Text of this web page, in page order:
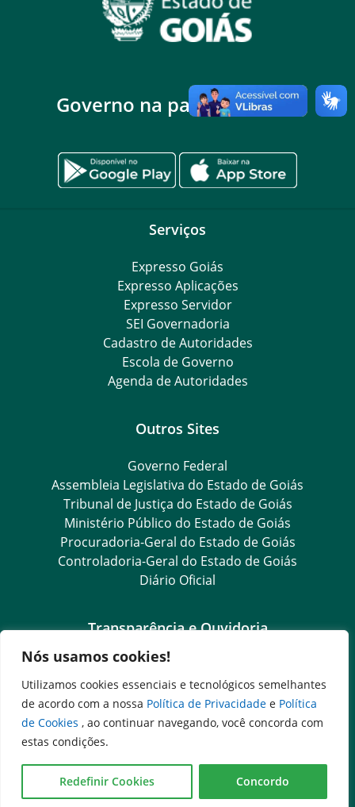
Nós usamos cookies!
Utilizamos cookies essenciais e tecnológicos semelhantes
de acordo com a nossa Política de Privacidade e Política
de Cookies , ao continuar navegando, você concorda com
estas condições.
Redefinir Cookies Concordo
Governo na palma da mão
Serviços
Expresso Goiás
Expresso Aplicações
Expresso Servidor
SEI Governadoria
Cadastro de Autoridades
Escola de Governo
Agenda de Autoridades
Outros Sites
Governo Federal
Assembleia Legislativa do Estado de Goiás
Tribunal de Justiça do Estado de Goiás
Ministério Público do Estado de Goiás
Procuradoria-Geral do Estado de Goiás
Controladoria-Geral do Estado de Goiás
Diário Oficial
Transparência e Ouvidoria
LGPD
Goiás Transparência
Dados Abertos Goiás
e-SIC
SIC – Serviço de Informação ao Cidadão
Ouvidoria Setorial (Expresso)
Ouvidoria Setorial (Presencial)